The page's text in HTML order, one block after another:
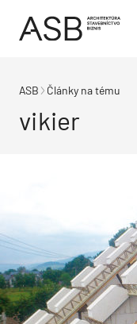
ASB Články na tému
vikier